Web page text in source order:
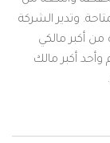
وتدير الشركة
واحدة من أكبر مالكي
أكبر مالك